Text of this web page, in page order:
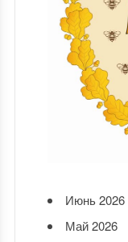
Июнь 2026
Май 2026